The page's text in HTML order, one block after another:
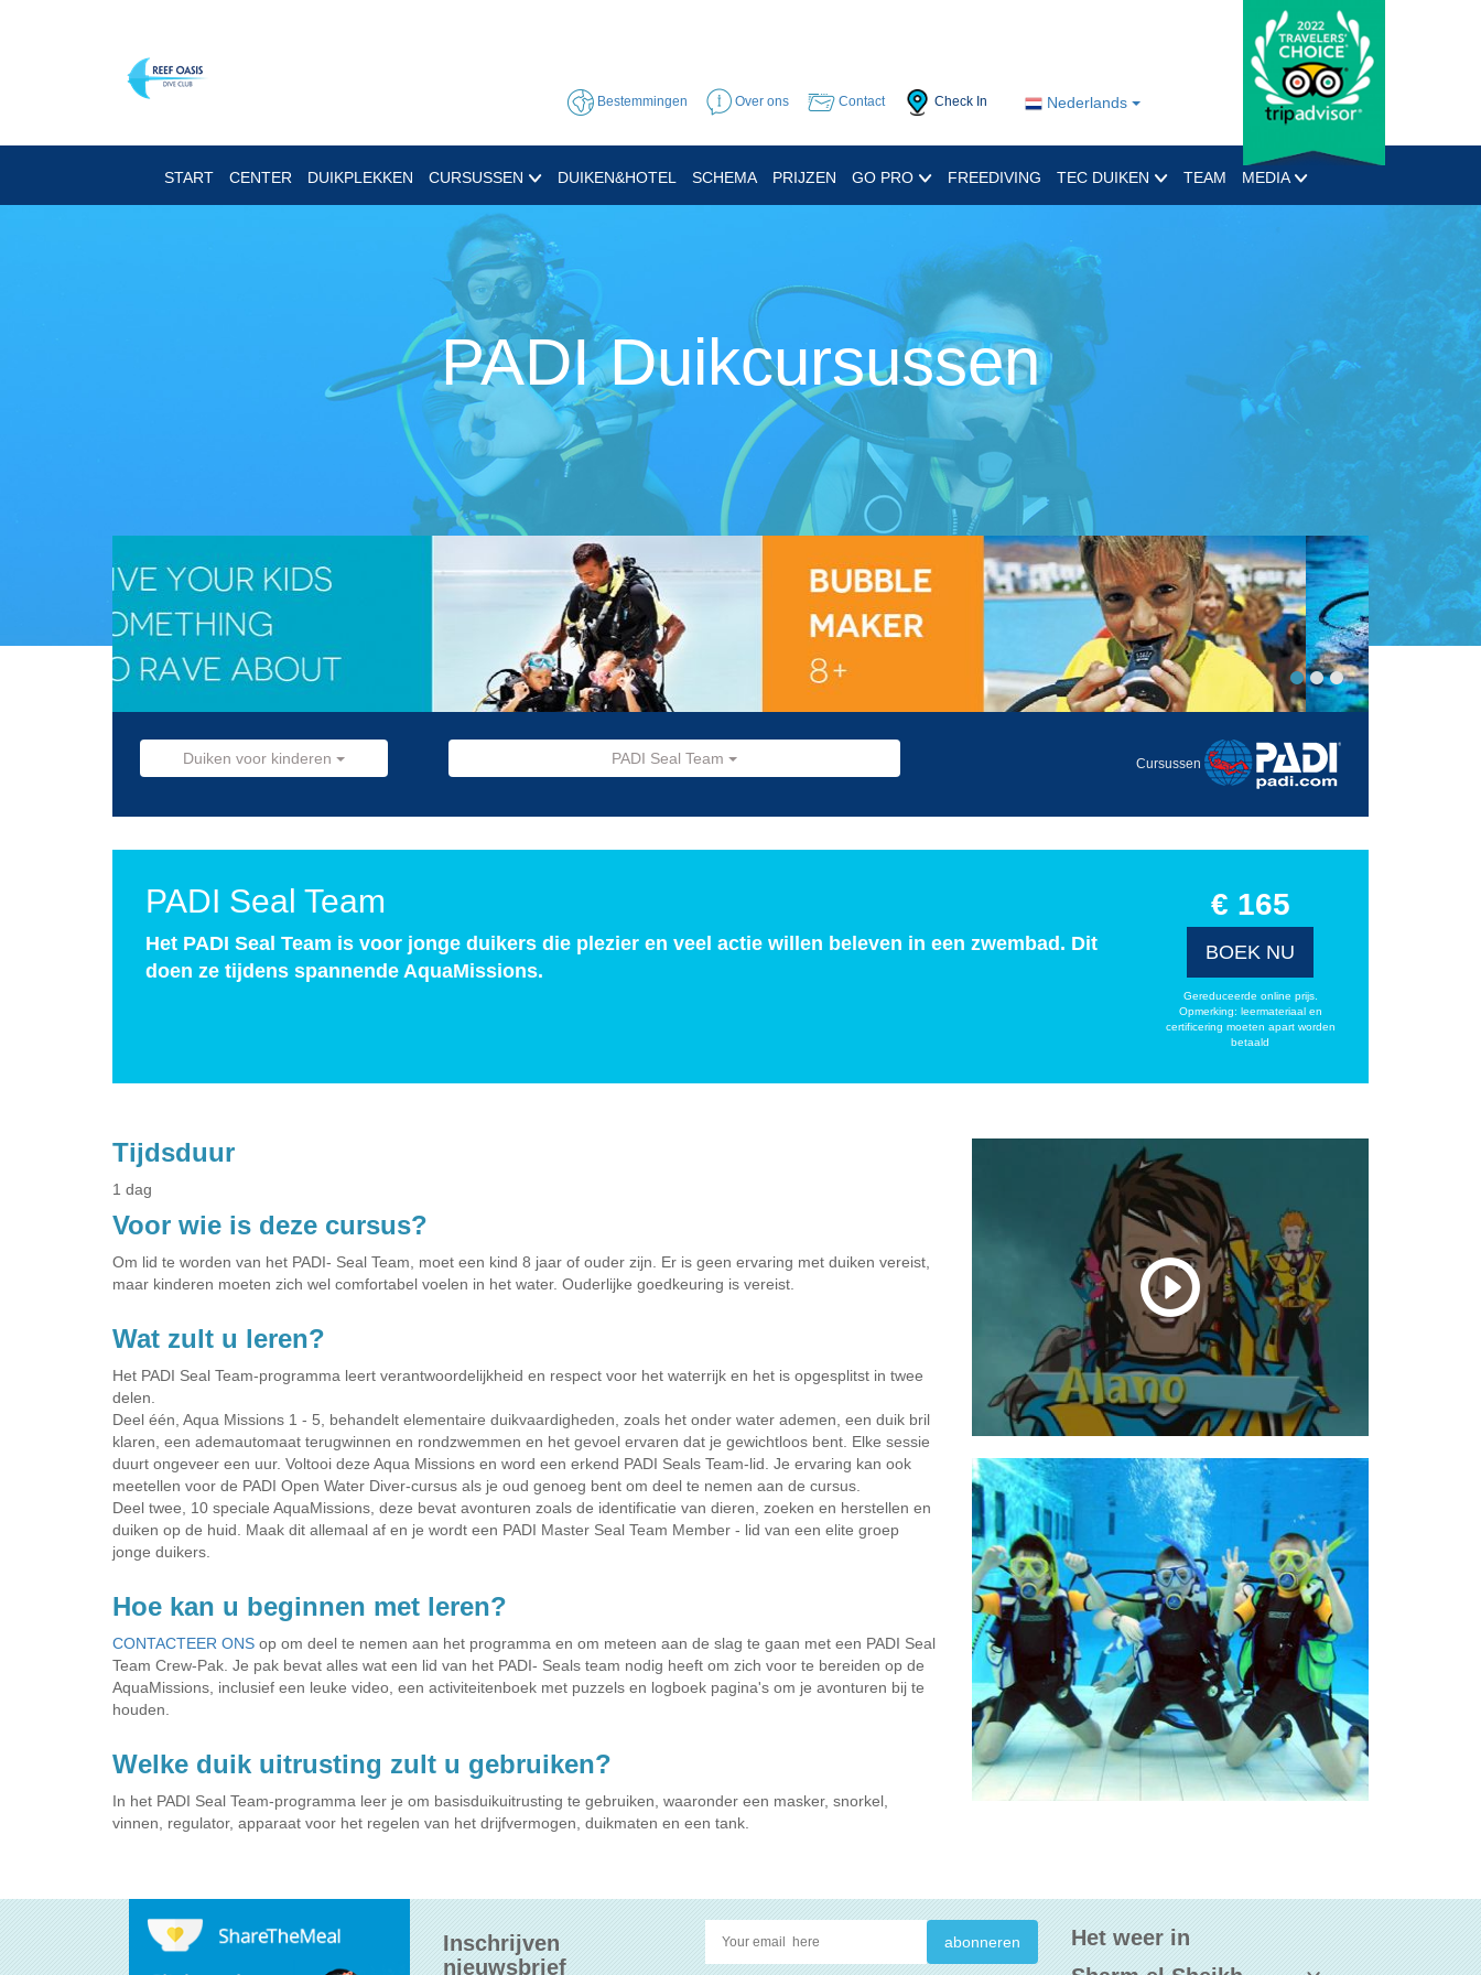
Nederlands
Bestemmingen Over ons Contact Check In
START CENTER DUIKPLEKKEN CURSUSSEN DUIKEN&HOTEL SCHEMA PRIJZEN GO PRO FREEDIVING TEC DUIKEN TEAM MEDIA
PADI Duikcursussen
Duiken voor kinderen PADI Seal Team Cursussen
PADI Seal Team
Het PADI Seal Team is voor jonge duikers die plezier en veel actie willen beleven in een zwembad. Dit
doen ze tijdens spannende AquaMissions.
€ 165
BOEK NU
Gereduceerde online prijs.
Opmerking: leermateriaal en
certificering moeten apart worden
betaald
Tijdsduur
1 dag
Voor wie is deze cursus?
Om lid te worden van het PADI- Seal Team, moet een kind 8 jaar of ouder zijn. Er is geen ervaring met duiken vereist,
maar kinderen moeten zich wel comfortabel voelen in het water. Ouderlijke goedkeuring is vereist.
Wat zult u leren?
Het PADI Seal Team-programma leert verantwoordelijkheid en respect voor het waterrijk en het is opgesplitst in twee
delen.
Deel één, Aqua Missions 1 - 5, behandelt elementaire duikvaardigheden, zoals het onder water ademen, een duik bril
klaren, een ademautomaat terugwinnen en rondzwemmen en het gevoel ervaren dat je gewichtloos bent. Elke sessie
duurt ongeveer een uur. Voltooi deze Aqua Missions en word een erkend PADI Seals Team-lid. Je ervaring kan ook
meetellen voor de PADI Open Water Diver-cursus als je oud genoeg bent om deel te nemen aan de cursus.
Deel twee, 10 speciale AquaMissions, deze bevat avonturen zoals de identificatie van dieren, zoeken en herstellen en
duiken op de huid. Maak dit allemaal af en je wordt een PADI Master Seal Team Member - lid van een elite groep
jonge duikers.
Hoe kan u beginnen met leren?
CONTACTEER ONS op om deel te nemen aan het programma en om meteen aan de slag te gaan met een PADI Seal
Team Crew-Pak. Je pak bevat alles wat een lid van het PADI- Seals team nodig heeft om zich voor te bereiden op de
AquaMissions, inclusief een leuke video, een activiteitenboek met puzzels en logboek pagina's om je avonturen bij te
houden.
Welke duik uitrusting zult u gebruiken?
In het PADI Seal Team-programma leer je om basisduikuitrusting te gebruiken, waaronder een masker, snorkel,
vinnen, regulator, apparaat voor het regelen van het drijfvermogen, duikmaten en een tank.
Inschrijven
nieuwsbrief
Het weer in